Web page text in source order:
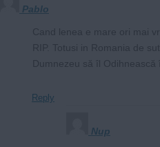
Pablo
Reply
Nup